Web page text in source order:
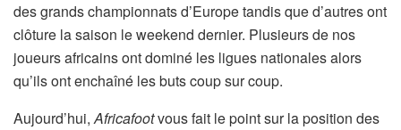
des grands championnats d’Europe tandis que d’autres ont
clôture la saison le weekend dernier. Plusieurs de nos
joueurs africains ont dominé les ligues nationales alors
qu’ils ont enchaîné les buts coup sur coup.
Aujourd’hui,Africafootvous fait le point sur la position des